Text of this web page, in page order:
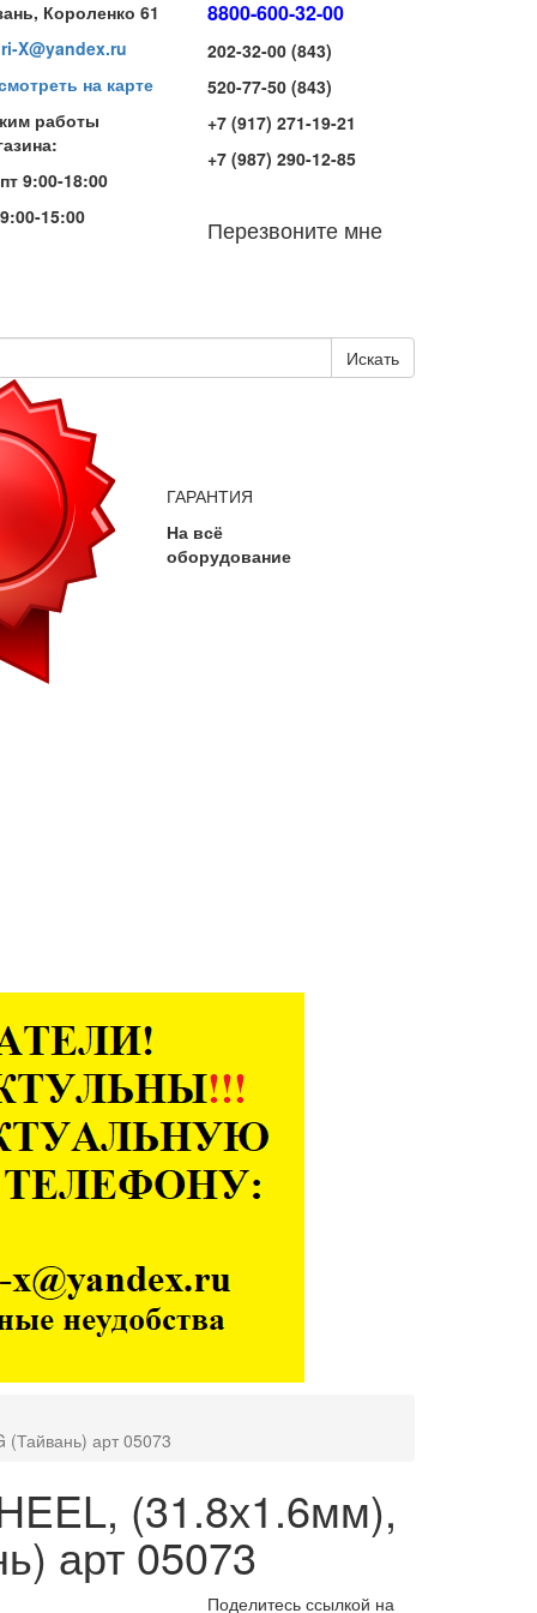
Короленко 61
X@yandex.ru
на карте
работы
9:00-18:00
15:00
8800-600-32-00
202-32-00 (843)
520-77-50 (843)
+7 (917) 271-19-21
+7 (987) 290-12-85
Перезвоните мне
Искать
ГАРАНТИЯ
На всё
оборудование
(Тайвань) арт 05073
(31.8х1.6мм),
арт 05073
Поделитесь ссылкой на